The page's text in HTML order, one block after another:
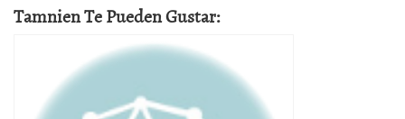
Tamnien Te Pueden Gustar: